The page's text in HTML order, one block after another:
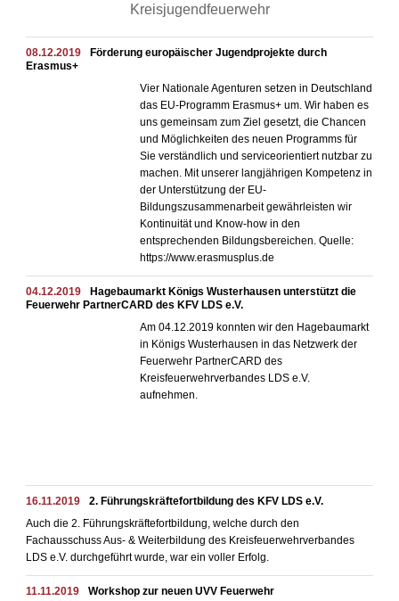
Kreisjugendfeuerwehr
08.12.2019
Förderung europäischer Jugendprojekte durch
Erasmus+
Vier Nationale Agenturen setzen in Deutschland
das EU-Programm Erasmus+ um. Wir haben es
uns gemeinsam zum Ziel gesetzt, die Chancen
und Möglichkeiten des neuen Programms für
Sie verständlich und serviceorientiert nutzbar zu
machen. Mit unserer langjährigen Kompetenz in
der Unterstützung der EU-
Bildungszusammenarbeit gewährleisten wir
Kontinuität und Know-how in den
entsprechenden Bildungsbereichen. Quelle:
https://www.erasmusplus.de
04.12.2019
Hagebaumarkt Königs Wusterhausen unterstützt die
Feuerwehr PartnerCARD des KFV LDS e.V.
Am 04.12.2019 konnten wir den Hagebaumarkt
in Königs Wusterhausen in das Netzwerk der
Feuerwehr PartnerCARD des
Kreisfeuerwehrverbandes LDS e.V.
aufnehmen.
16.11.2019
2. Führungskräftefortbildung des KFV LDS e.V.
Auch die 2. Führungskräftefortbildung, welche durch den
Fachausschuss Aus- & Weiterbildung des Kreisfeuerwehrverbandes
LDS e.V. durchgeführt wurde, war ein voller Erfolg.
11.11.2019
Workshop zur neuen UVV Feuerwehr